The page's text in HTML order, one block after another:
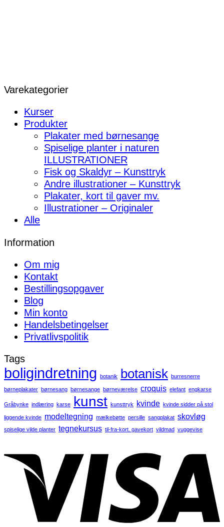
Varekategorier
Kurser
Produkter
Plakater med børnesange
Spiselige planter i naturen
ILLUSTRATIONER
Fisk og Skaldyr – Kunsttryk
Andre illustrationer – Kunsttryk
Plakater, kort til gaver mv.
Illustrationer – Originaler
Alle
Information
Om mig
Kontakt
Bestillingsopgaver
Blog
Min konto
Handelsbetingelser
Privatlivspolitik
Tags
boligindretning botanik botanisk burresnerre
børneplakater børnesang børnesange børneværelse croquis elefant engkarse
Gråbynke indlæring karse kunst kunsttryk kvinde kvinde sidder på stol
liggende kvinde modeltegning mælkebøtte persille sangplakat skovløg
spiselige vilde planter tegnekursus til-fra-kort. gavekort vildmad vuggevise